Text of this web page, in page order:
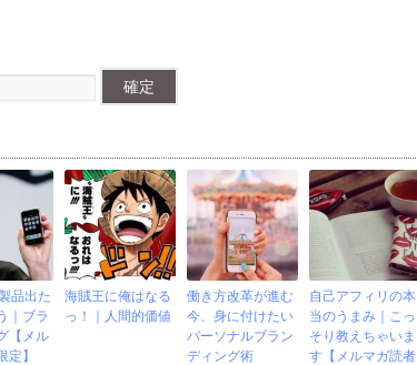
品出た
｜ブラ
【メル
定】
海賊王に俺はなる
っ！｜人間的価値
働き方改革が進む
今、身に付けたい
パーソナルブラン
ディング術
自己アフィリの本
当のうまみ｜こっ
そり教えちゃいま
す【メルマガ読者